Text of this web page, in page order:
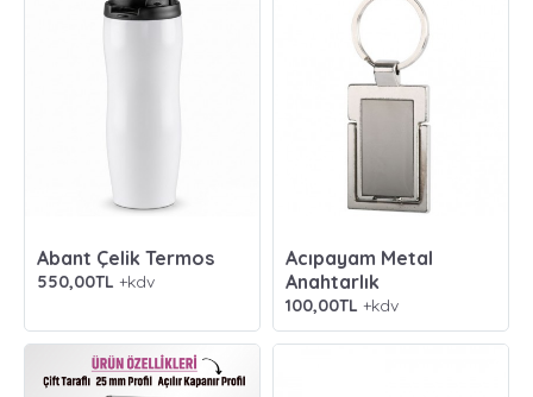
Abant Çelik Termos
550,00TL +kdv
Acıpayam Metal
Anahtarlık
100,00TL +kdv